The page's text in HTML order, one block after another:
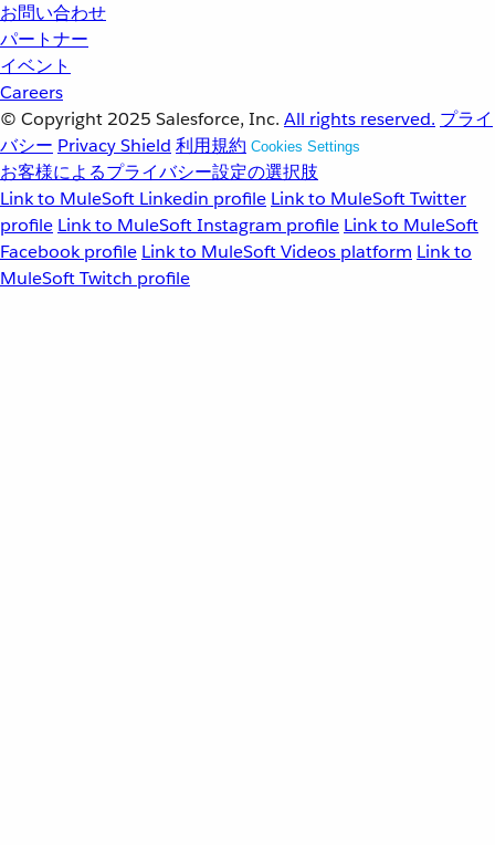
お問い合わせ
パートナー
イベント
Careers
© Copyright 2025 Salesforce, Inc. All rights reserved. プライ
バシー Privacy Shield 利用規約 Cookies Settings
お客様によるプライバシー設定の選択肢
Link to MuleSoft Linkedin profile Link to MuleSoft Twitter
profile Link to MuleSoft Instagram profile Link to MuleSoft
Facebook profile Link to MuleSoft Videos platform Link to
MuleSoft Twitch profile